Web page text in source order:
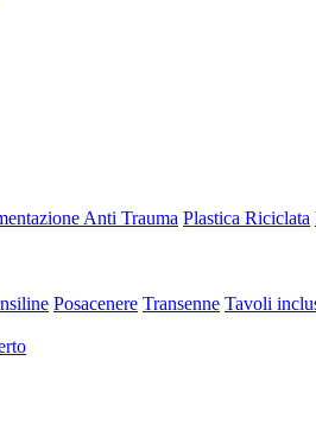
Anti Trauma Plastica Riciclata
Posacenere Transenne Tavoli